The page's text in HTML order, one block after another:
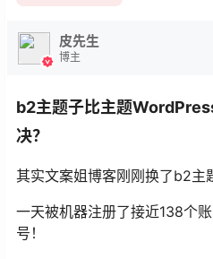
皮先生
博主
b2主题子比主题
决？
其实文案姐博客刚刚换了b2主
一天被机器注册了接近138个
号！